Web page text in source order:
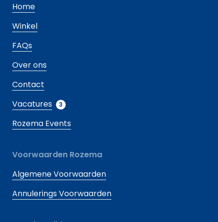
Home
Winkel
FAQs
Over ons
Contact
Vacatures
3
Rozema Events
Voorwaarden Rozema
Algemene Voorwaarden
Annulerings Voorwaarden